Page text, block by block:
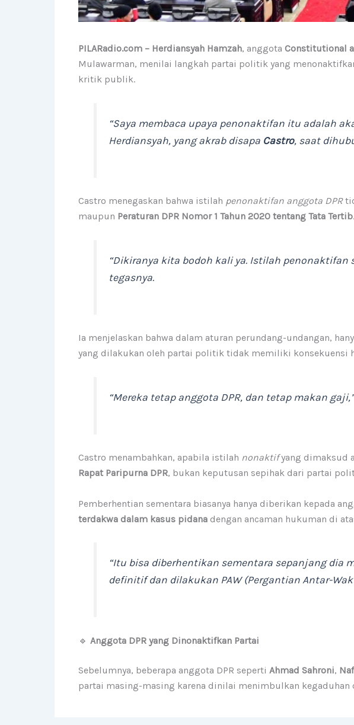
PILARadio.com – Herdiansyah Hamzah, anggota Constitutional
Mulawarman, menilai langkah partai politik yang
kritik publik.
“Saya membaca upaya penonaktifan itu adalah
Herdiansyah, yang akrab disapa Castro, saat
Castro menegaskan bahwa istilah penonaktifan anggota DPR
maupun Peraturan DPR Nomor 1 Tahun 2020 tentang Tata Tertib.
“Dikiranya kita bodoh kali ya. Istilah penonaktifan
tegasnya.
Ia menjelaskan bahwa dalam aturan perundang-undangan,
yang dilakukan oleh partai politik tidak memiliki konsekuensi
“Mereka tetap anggota DPR, dan tetap makan
Castro menambahkan, apabila istilah nonaktifyang dimaksud
Rapat Paripurna DPR, bukan keputusan sepihak dari partai
Pemberhentian sementara biasanya hanya diberikan kepada
terdakwa dalam kasus pidana dengan ancaman hukuman di
“Itu bisa diberhentikan sementara sepanjang dia
definitif dan dilakukan PAW (Pergantian Antar-
🔹 Anggota DPR yang Dinonaktifkan Partai
Sebelumnya, beberapa anggota DPR seperti Ahmad Sahroni,
partai masing-masing karena dinilai menimbulkan